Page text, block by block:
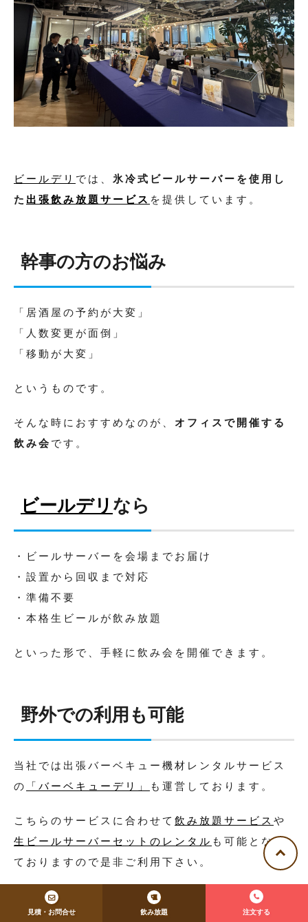
見積・お問合せ 飲み放題 注文する
ビールデリ では、 氷冷式ビールサーバーを使用し
た 出張飲み放題サービス を提供しています。
幹事の方のお悩み
「居酒屋の予約が大変」
「人数変更が面倒」
「移動が大変」
というものです。
そんな時におすすめなのが、 オフィスで開催する
飲み会 です。
ビールデリ なら
・ビールサーバーを会場までお届け
・設置から回収まで対応
・準備不要
・本格生ビールが飲み放題
といった形で、手軽に飲み会を開催できます。
野外での利用も可能
当社では出張バーベキュー機材レンタルサービス
の
「バーベキューデリ」 も運営しております。
こちらのサービスに合わせて 飲み放題サービス や
生ビールサーバーセットのレンタル も可能となっ
ておりますので是非ご利用下さい。